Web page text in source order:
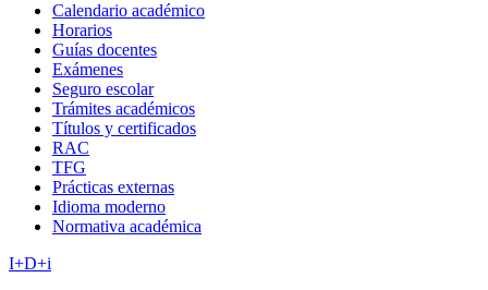
Calendario académico
Horarios
Guías docentes
Exámenes
Seguro escolar
Trámites académicos
Títulos y certificados
RAC
TFG
Prácticas externas
Idioma moderno
Normativa académica
I+D+i